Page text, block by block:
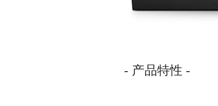
- 产品特性 -